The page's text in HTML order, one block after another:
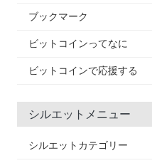
ブックマーク
ビットコインってなに
ビットコインで応援する
シルエットメニュー
シルエットカテゴリー